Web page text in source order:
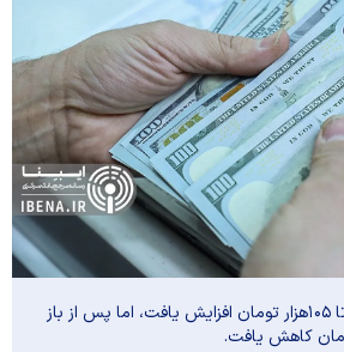
ابتدای امسال نرخ دلار تا ۱۰۵هزار تومان افزایش یافت، اما پس از باز